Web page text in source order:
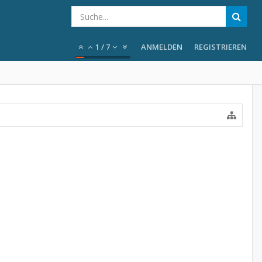
1 / 7 ANMELDEN REGISTRIEREN